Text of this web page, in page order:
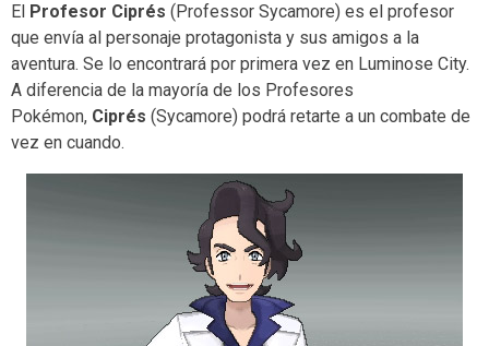
El Profesor Ciprés (Professor Sycamore) es el profesor
que envía al personaje protagonista y sus amigos a la
aventura. Se lo encontrará por primera vez en Luminose City.
A diferencia de la mayoría de los Profesores
Pokémon, Ciprés (Sycamore) podrá retarte a un combate de
vez en cuando.